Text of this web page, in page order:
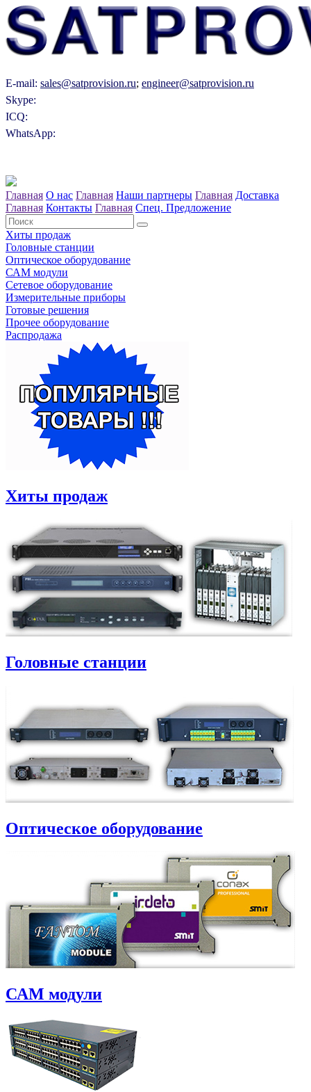
E-mail: sales@satprovision.ru; engineer@satprovision.ru
Skype:
ICQ:
WhatsApp:
Главная О нас Главная Наши партнеры Главная Доставка
Главная Контакты Главная Спец. Предложение
Хиты продаж
Головные станции
Оптическое оборудование
САM модули
Сетевое оборудование
Измерительные приборы
Готовые решения
Прочее оборудование
Распродажа
Хиты продаж
Головные станции
Оптическое оборудование
САM модули